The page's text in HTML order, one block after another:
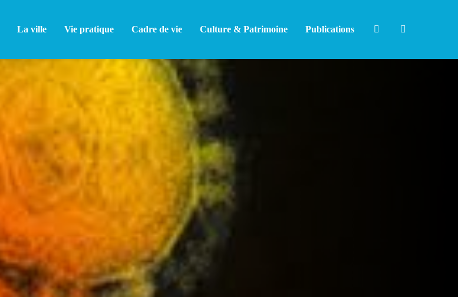
La ville Vie pratique Cadre de vie Culture & Patrimoine Publications